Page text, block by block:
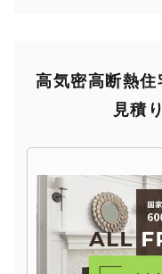
高気密高断熱
見積